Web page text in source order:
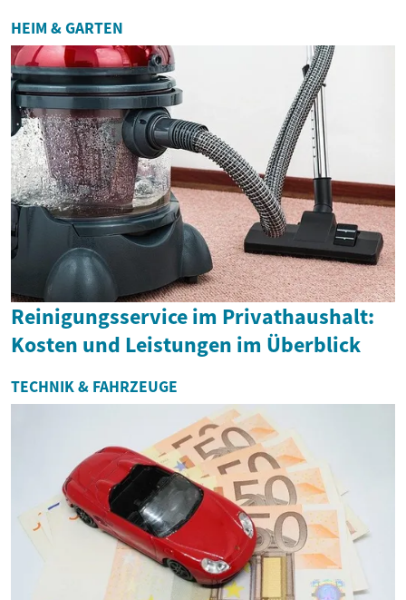
HEIM & GARTEN
Reinigungsservice im Privathaushalt:
Kosten und Leistungen im Überblick
TECHNIK & FAHRZEUGE